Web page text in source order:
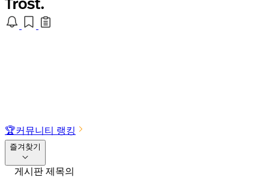
🏆커뮤니티 랭킹
즐겨찾기
게시판 제목의